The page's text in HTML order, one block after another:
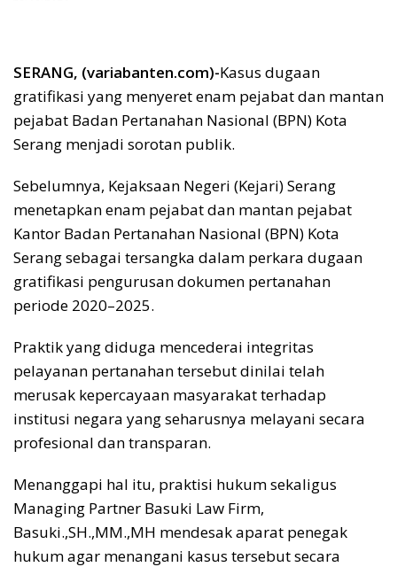
SERANG, (variabanten.com)-Kasus dugaan
gratifikasi yang menyeret enam pejabat dan mantan
pejabat Badan Pertanahan Nasional (BPN) Kota
Serang menjadi sorotan publik.
Sebelumnya, Kejaksaan Negeri (Kejari) Serang
menetapkan enam pejabat dan mantan pejabat
Kantor Badan Pertanahan Nasional (BPN) Kota
Serang sebagai tersangka dalam perkara dugaan
gratifikasi pengurusan dokumen pertanahan
periode 2020–2025.
Praktik yang diduga mencederai integritas
pelayanan pertanahan tersebut dinilai telah
merusak kepercayaan masyarakat terhadap
institusi negara yang seharusnya melayani secara
profesional dan transparan.
Menanggapi hal itu, praktisi hukum sekaligus
Managing Partner Basuki Law Firm,
Basuki.,SH.,MM.,MH mendesak aparat penegak
hukum agar menangani kasus tersebut secara